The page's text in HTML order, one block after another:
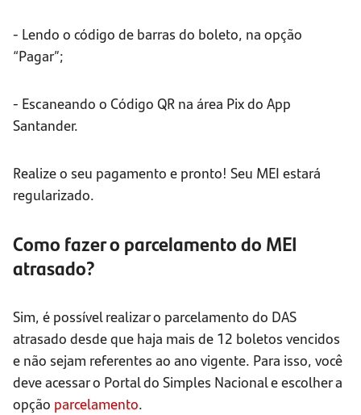
- Lendo o código de barras do boleto, na opção
“Pagar”;
- Escaneando o Código QR na área Pix do App
Santander.
Realize o seu pagamento e pronto! Seu MEI estará
regularizado.
Como fazer o parcelamento do MEI
atrasado?
Sim, é possível realizar o parcelamento do DAS
atrasado desde que haja mais de 12 boletos vencidos
e não sejam referentes ao ano vigente. Para isso, você
deve acessar o Portal do Simples Nacional e escolher a
opção parcelamento.